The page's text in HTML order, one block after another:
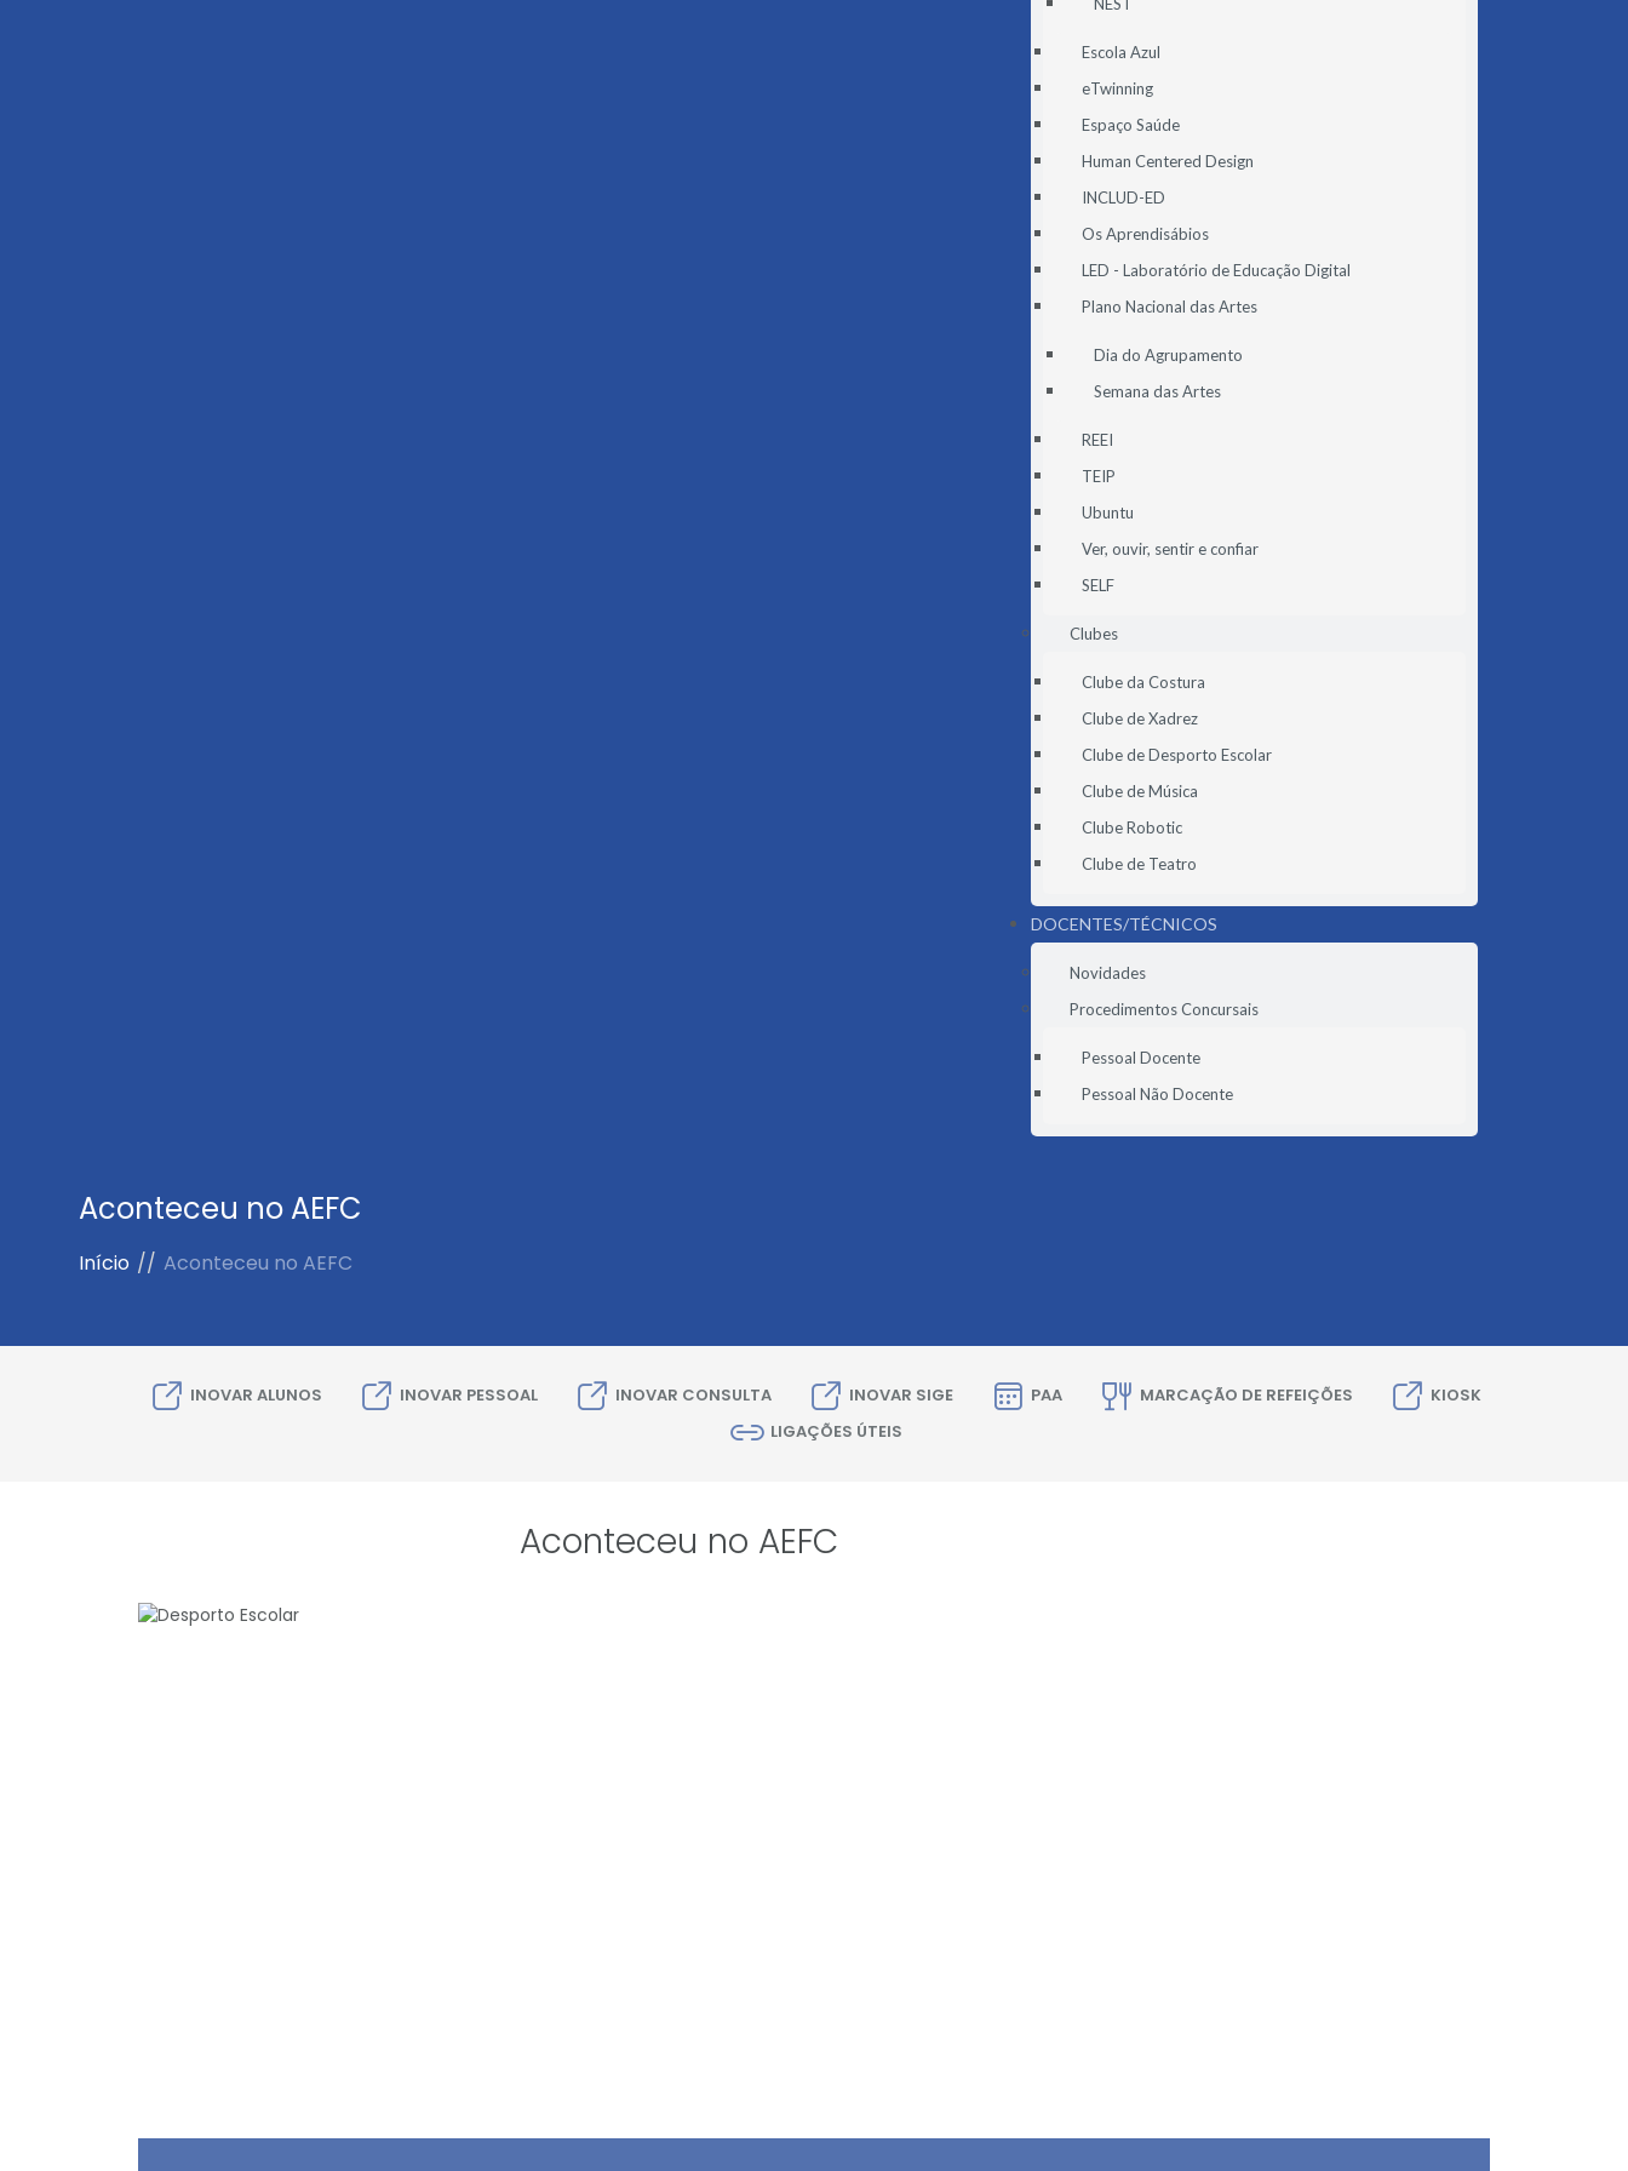
Escola Azul
eTwinning
Espaço Saúde
Human Centered Design
INCLUD-ED
Os Aprendisábios
LED - Laboratório de Educação Digital
Plano Nacional das Artes
Dia do Agrupamento
Semana das Artes
REEI
TEIP
Ubuntu
Ver, ouvir, sentir e confiar
SELF
Clubes
Clube da Costura
Clube de Xadrez
Clube de Desporto Escolar
Clube de Música
Clube Robotic
Clube de Teatro
DOCENTES/TÉCNICOS
Novidades
Procedimentos Concursais
Pessoal Docente
Pessoal Não Docente
Aconteceu no AEFC
Início // Aconteceu no AEFC
INOVAR ALUNOS INOVAR PESSOAL INOVAR CONSULTA INOVAR SIGE PAA MARCAÇÃO DE REFEIÇÕES
KIOSK
LIGAÇÕES ÚTEIS
Aconteceu no AEFC